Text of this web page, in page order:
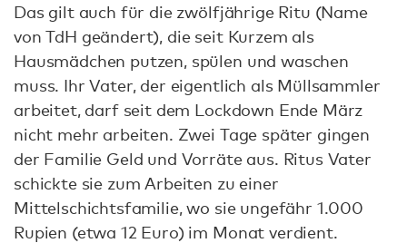
Das gilt auch für die zwölfjährige Ritu (Name
von TdH geändert), die seit Kurzem als
Hausmädchen putzen, spülen und waschen
muss. Ihr Vater, der eigentlich als Müllsammler
arbeitet, darf seit dem Lockdown Ende März
nicht mehr arbeiten. Zwei Tage später gingen
der Familie Geld und Vorräte aus. Ritus Vater
schickte sie zum Arbeiten zu einer
Mittelschichtsfamilie, wo sie ungefähr 1.000
Rupien (etwa 12 Euro) im Monat verdient.